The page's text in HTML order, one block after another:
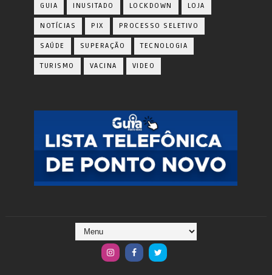
GUIA INUSITADO LOCKDOWN LOJA
NOTÍCIAS PIX PROCESSO SELETIVO
SAÚDE SUPERAÇÃO TECNOLOGIA
TURISMO VACINA VIDEO